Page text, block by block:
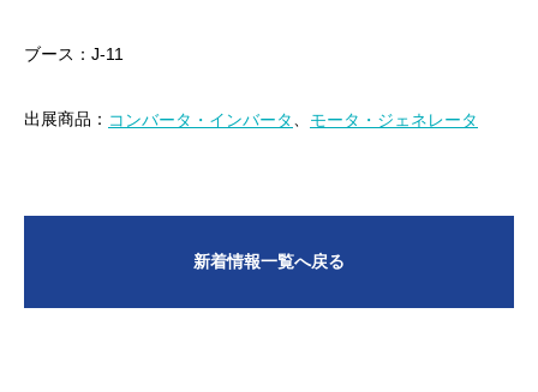
ブース：J-11
出展商品： コンバータ・インバータ、 モータ・ジェネレータ
新着情報一覧へ戻る